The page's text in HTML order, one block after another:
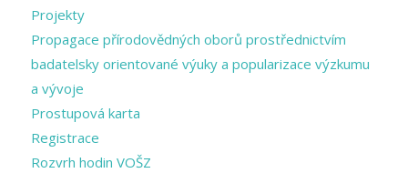
Projekty
Propagace přírodovědných oborů prostřednictvím
badatelsky orientované výuky a popularizace výzkumu
a vývoje
Prostupová karta
Registrace
Rozvrh hodin VOŠZ